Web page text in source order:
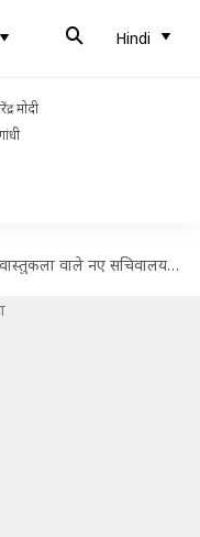
Hindi
मोदी
का 30 अप्रैल को होगा उद्घाटन, देखिए तस्वीरें